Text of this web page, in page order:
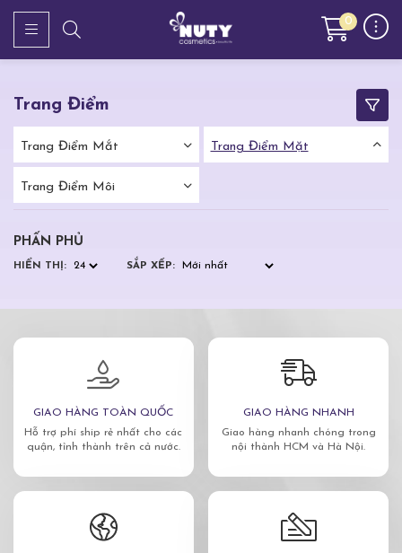
0
Trang Điểm
Trang Điểm Mắt Trang Điểm Mặt
Trang Điểm Môi
PHẤN PHỦ
HIỂN THỊ: SẮP XẾP:
GIAO HÀNG TOÀN QUỐC
Hỗ trợ phí ship rẻ nhất cho các
quận, tỉnh thành trên cả nước.
GIAO HÀNG NHANH
Giao hàng nhanh chóng trong
nội thành HCM và Hà Nội.